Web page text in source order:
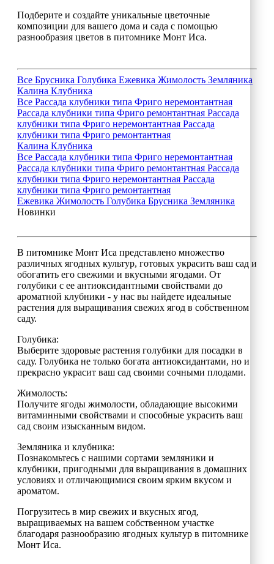
Подберите и создайте уникальные цветочные
композиции для вашего дома и сада с помощью
разнообразия цветов в питомнике Монт Иса.
Все Брусника Голубика Ежевика Жимолость Земляника
Калина Клубника
Все Рассада клубники типа Фриго неремонтантная
Рассада клубники типа Фриго ремонтантная Рассада
клубники типа Фриго неремонтантная Рассада
клубники типа Фриго ремонтантная
Калина Клубника
Все Рассада клубники типа Фриго неремонтантная
Рассада клубники типа Фриго ремонтантная Рассада
клубники типа Фриго неремонтантная Рассада
клубники типа Фриго ремонтантная
Ежевика Жимолость Голубика Брусника Земляника
Новинки
В питомнике Монт Иса представлено множество
различных ягодных культур, готовых украсить ваш сад и
обогатить его свежими и вкусными ягодами. От
голубики с ее антиоксидантными свойствами до
ароматной клубники - у нас вы найдете идеальные
растения для выращивания свежих ягод в собственном
саду.
Голубика:
Выберите здоровые растения голубики для посадки в
саду. Голубика не только богата антиоксидантами, но и
прекрасно украсит ваш сад своими сочными плодами.
Жимолость:
Получите ягоды жимолости, обладающие высокими
витаминными свойствами и способные украсить ваш
сад своим изысканным видом.
Земляника и клубника:
Познакомьтесь с нашими сортами земляники и
клубники, пригодными для выращивания в домашних
условиях и отличающимися своим ярким вкусом и
ароматом.
Погрузитесь в мир свежих и вкусных ягод,
выращиваемых на вашем собственном участке
благодаря разнообразию ягодных культур в питомнике
Монт Иса.